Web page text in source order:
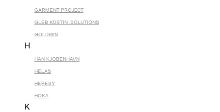
GARMENT PROJECT
GLEB KOSTIN .SOLUTIONS
GOLDWIN
H
HAN KJOBENHAVN
HELAS
HERESY
HOKA
K